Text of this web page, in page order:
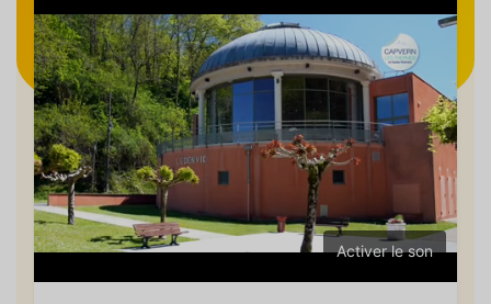
Activer le son